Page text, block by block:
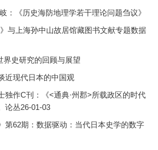
：《历史海防地理学若干理论问题刍议》
与上海孙中山故居馆藏图书文献专题数据
界史研究的回顾与展望
近现代日本的中国观
独作C刊：《<通典·州郡>所载政区的时代
论丛26-01-03
第62期：数据驱动：当代日本史学的数字